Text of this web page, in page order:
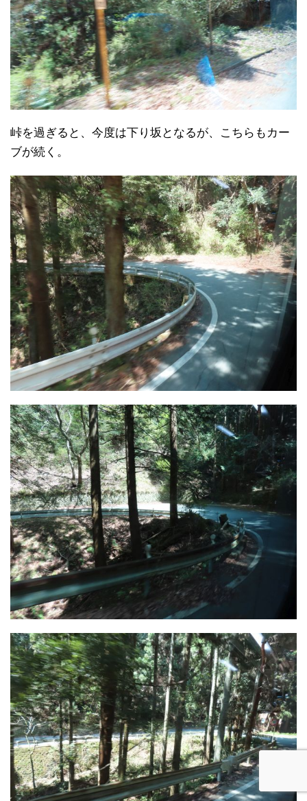
峠を過ぎると、今度は下り坂となるが、こちらもカー
ブが続く。